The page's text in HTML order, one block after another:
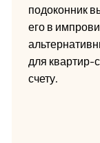
подоконник
его в
для квартир-
счету.